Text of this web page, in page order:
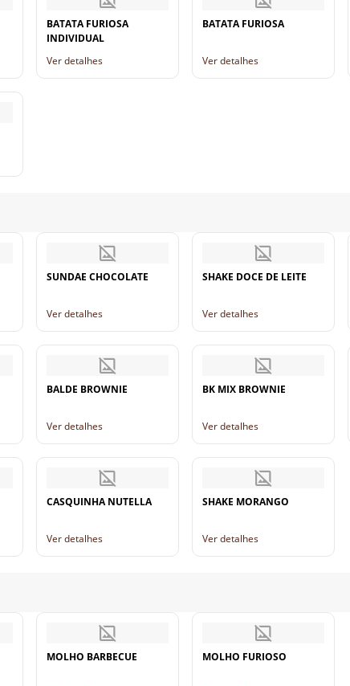
BATATA FURIOSA
INDIVIDUAL
Ver detalhes
BATATA FURIOSA
Ver detalhes
SUNDAE CHOCOLATE
Ver detalhes
SHAKE DOCE DE LEITE
Ver detalhes
BALDE BROWNIE
Ver detalhes
BK MIX BROWNIE
Ver detalhes
CASQUINHA NUTELLA
Ver detalhes
SHAKE MORANGO
Ver detalhes
MOLHO BARBECUE MOLHO FURIOSO